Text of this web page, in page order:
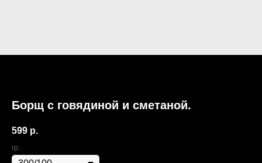
Борщ с говядиной и сметаной.
599 р.
гр.